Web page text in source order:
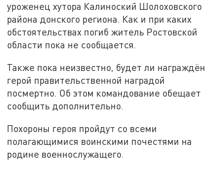
уроженец хутора Калиноский Шолоховского
района донского региона. Как и при каких
обстоятельствах погиб житель Ростовской
области пока не сообщается.
Также пока неизвестно, будет ли награждён
герой правительственной наградой
посмертно. Об этом командование обещает
сообщить дополнительно.
Похороны героя пройдут со всеми
полагающимися воинскими почестями на
родине военнослужащего.